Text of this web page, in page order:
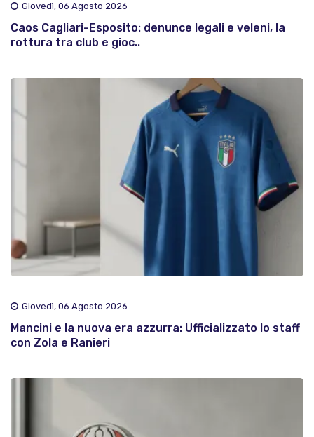
Giovedì, 06 Agosto 2026
Caos Cagliari-Esposito: denunce legali e veleni, la
rottura tra club e gioc..
Giovedì, 06 Agosto 2026
Mancini e la nuova era azzurra: Ufficializzato lo staff
con Zola e Ranieri